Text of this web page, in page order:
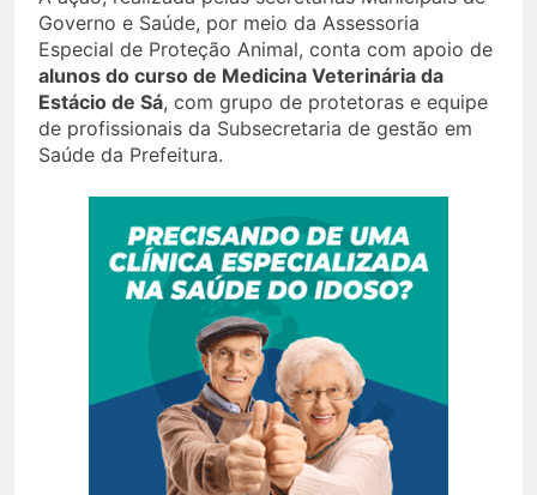
Governo e Saúde, por meio da Assessoria
Especial de Proteção Animal, conta com apoio de
alunos do curso de Medicina Veterinária da
Estácio de Sá, com grupo de protetoras e equipe
de profissionais da Subsecretaria de gestão em
Saúde da Prefeitura.